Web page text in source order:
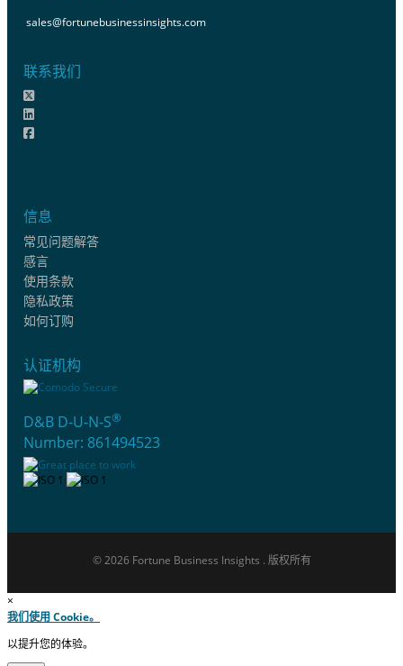
sales@fortunebusinessinsights.com
联系我们
信息
常见问题解答
感言
使用条款
隐私政策
如何订购
认证机构
D&B D-U-N-S®
Number: 861494523
© 2026 Fortune Business Insights . 版权所有
×
我们使用 Cookie。
以提升您的体验。